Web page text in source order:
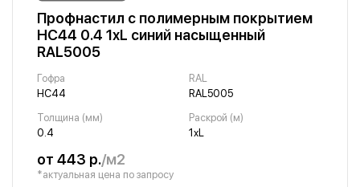
Профнастил с полимерным покрытием
НС44 0.4 1хL синий насыщенный
RAL5005
Гофра
НС44
RAL
RAL5005
Толщина (мм)
0.4
Раскрой (м)
1хL
от 443 р./м2
*актуальная цена по запросу